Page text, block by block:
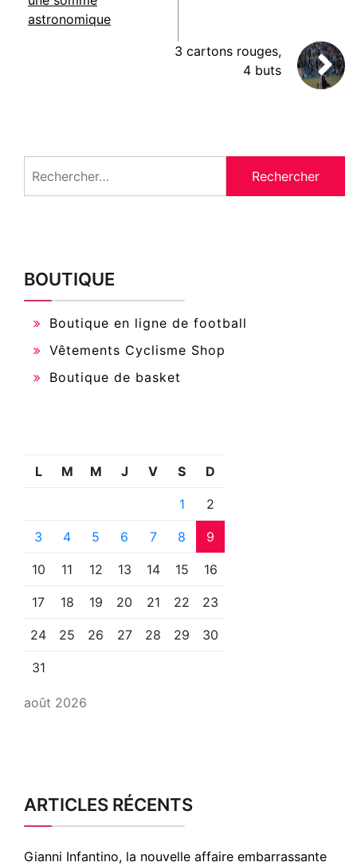
astronomique
3 cartons rouges,
4 buts
BOUTIQUE
Boutique en ligne de football
Vêtements Cyclisme Shop
Boutique de basket
août 2026
L M M J V S D
1 2
3 4 5 6 7 8 9
10 11 12 13 14 15 16
17 18 19 20 21 22 23
24 25 26 27 28 29 30
31
ARTICLES RÉCENTS
Gianni Infantino, la nouvelle affaire embarrassante